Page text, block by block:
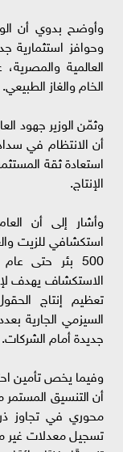
وأوضح بدوي أن
وحوافز استثمارية
العالمية
الخام والغاز الطبيعي.
وثمّن الوزير جهود
أن الانتظام في
استعادة ثقة
الإنتاج.
استكشافي للزيت
الاستكشاف يهدف
تعظيم إنتاج
السيزمي الجارية
جديدة أمام الشركات.
وفيما يخص تأمين
أن التنسيق المستمر
محوري في تجاوز
تسجيل معدلات غير